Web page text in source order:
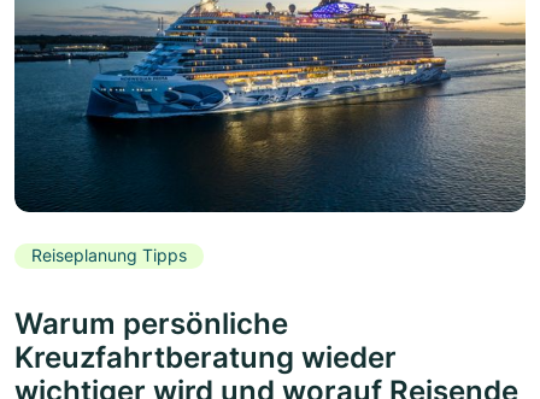
Reiseplanung Tipps
Warum persönliche
Kreuzfahrtberatung wieder
wichtiger wird und worauf Reisende